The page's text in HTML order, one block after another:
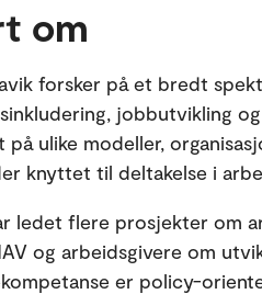
om
forsker på et bredt
jobbutvikling
på ulike modeller,
knyttet til deltakelse i
ledet flere prosjekter om
og arbeidsgivere om
er policy-